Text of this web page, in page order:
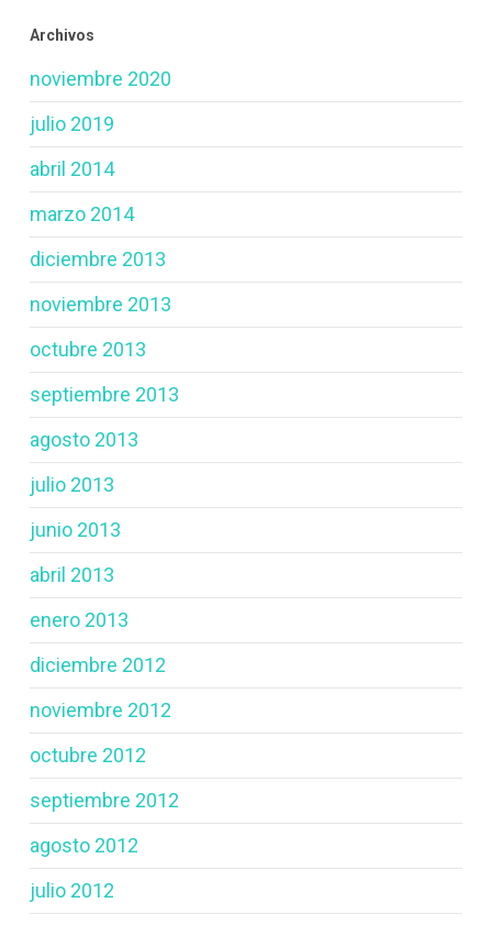
Archivos
noviembre 2020
julio 2019
abril 2014
marzo 2014
diciembre 2013
noviembre 2013
octubre 2013
septiembre 2013
agosto 2013
julio 2013
junio 2013
abril 2013
enero 2013
diciembre 2012
noviembre 2012
octubre 2012
septiembre 2012
agosto 2012
julio 2012